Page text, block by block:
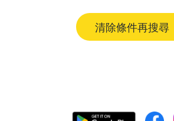
清除條件再搜尋